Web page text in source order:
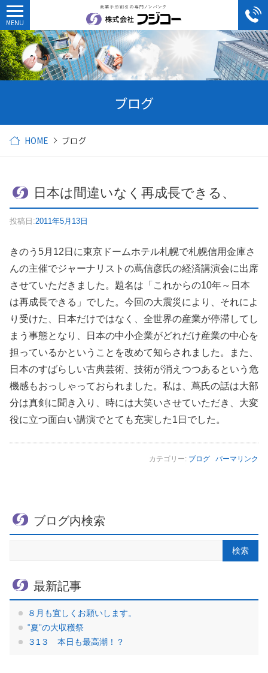
ブログ
HOME ブログ
日本は間違いなく再成長できる、
投稿日:2011年5月13日
きのう5月12日に東京ドームホテル札幌で札幌信用金庫さ
んの主催でジャーナリストの蔦信彦氏の経済講演会に出席
させていただきました。題名は「これからの10年～日本
は再成長できる」でした。今回の大震災により、それによ
り受けた、日本だけではなく、全世界の産業が停滞してし
まう事態となり、日本の中小企業がどれだけ産業の中心を
担っているかということを改めて知らされました。また、
日本のすばらしい古典芸術、技術が消えつつあるという危
機感もおっしゃっておられました。私は、蔦氏の話は大部
分は真剣に聞き入り、時には大笑いさせていただき、大変
役に立つ面白い講演でとても充実した1日でした。
カテゴリー: ブログ パーマリンク
ブログ内検索
最新記事
８月も宜しくお願いします。
‟夏”の大収穫祭
３1３ 本日も最高潮！？